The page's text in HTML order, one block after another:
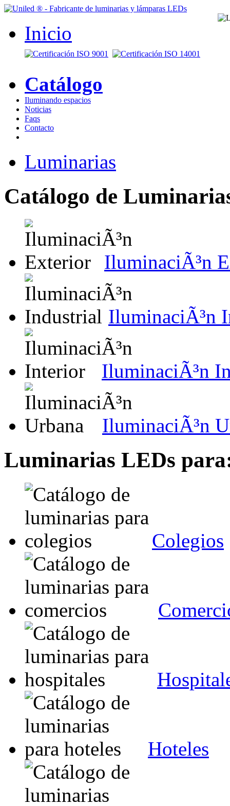
Inicio
Catálogo
Iluminando espacios
Noticias
Faqs
Contacto
Luminarias
Catálogo de
IluminaciÃ³n
IluminaciÃ³n
IluminaciÃ³n
IluminaciÃ³n
Luminarias LEDs
Colegios
Hoteles